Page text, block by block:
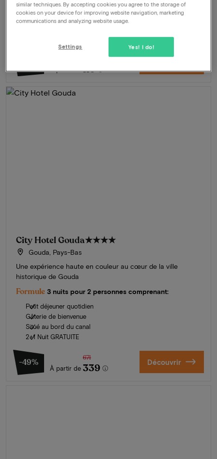
Petit déjeuner buffet copieux
Délicatesse de Gouda
À partir de 119
City Hotel Gouda★★★★
Gouda, Pays-Bas
Une expérience haute en couleur au cœur de la ville
historique de Gouda
Formule 3 nuits pour 2 personnes comprenant:
Petit déjeuner quotidien
Gâterie de bienvenue
Situé au bord du canal
2+1 Nuit GRATUITE
-49%
À partir de
671
339 Découvrir
similar techniques. By accepting cookies you agree to the storage of
cookies on your device for improving website navigation, marketing
communications and analyzing website usage.
Yes! I do!
Settings